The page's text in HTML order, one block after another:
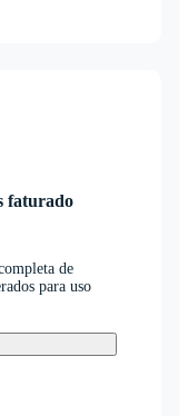
faturado
de
para uso